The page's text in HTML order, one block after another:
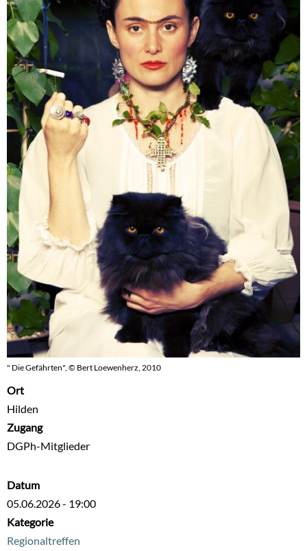
" Die Gefährten", © Bert Loewenherz, 2010
Ort
Hilden
Zugang
DGPh-Mitglieder
Datum
05.06.2026 - 19:00
Kategorie
Regionaltreffen